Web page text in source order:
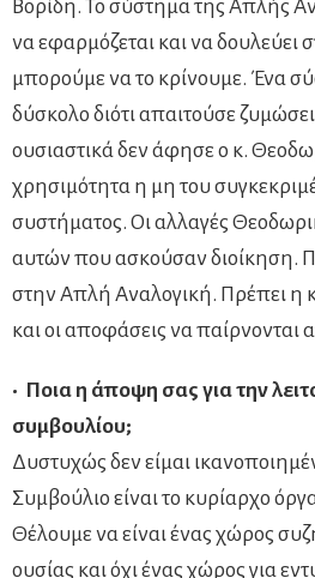
Βορίδη. Το σύστημα της Απλής
να εφαρμόζεται και να δουλεύει
μπορούμε να το κρίνουμε. Ένα
δύσκολο διότι απαιτούσε
ουσιαστικά δεν άφησε ο κ.
χρησιμότητα η μη του
συστήματος. Οι αλλαγές
αυτών που ασκούσαν διοίκηση.
στην Απλή Αναλογική. Πρέπει η
και οι αποφάσεις να παίρνονται
• Ποια η άποψη σας για την
συμβουλίου;
Δυστυχώς δεν είμαι
Συμβούλιο είναι το κυρίαρχο
Θέλουμε να είναι ένας χώρος
ουσίας και όχι ένας χώρος για